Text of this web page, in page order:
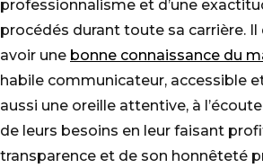
professionnalisme et d’une
procédés durant toute sa carrière.
avoir une bonne connaissance du
habile communicateur, accessible
aussi une oreille attentive, à
de leurs besoins en leur faisant
transparence et de son honnêteté